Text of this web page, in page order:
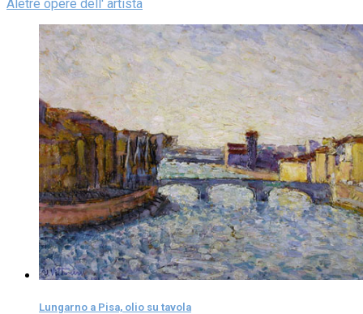
Aletre opere dell' artista
Lungarno a Pisa, olio su tavola